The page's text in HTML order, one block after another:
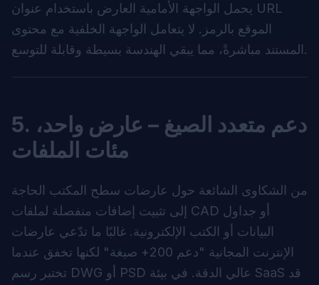
يحمل الواجهة الأمامية العارض باستخدام عنوان URL
الموقع بالرمز. لا يتعامل الواجهة الخلفية مع محتوى
المستند مباشرةً، مما يبقي الهندسة بسيطة وقابلة للتوسع.
5. دعم متعدد الصيغ – عارض واحد،
مئات الملفات
من الشكاوى الشائعة حول عارضات سطح المكتب الحاجة
إلى تثبيت إضافات منفصلة لملفات CAD أو جداول
البيانات أو الكتب الإلكترونية. غالبًا ما تدّعي عارضات
الإنترنت المجانية "دعم 200+ صيغة" لكنها تخفق عندما
تختبر رسم DWG أو PSD عالي الدقة. في بيئة SaaS قد